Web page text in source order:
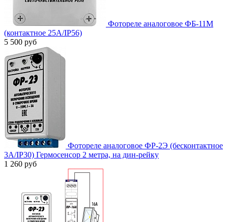
Фотореле аналоговое ФБ-11М
(контактное 25А/IP56)
5 500 руб
Фотореле аналоговое ФР-2Э (бесконтактное
3А/IP30) Гермосенсор 2 метра, на дин-рейку
1 260 руб